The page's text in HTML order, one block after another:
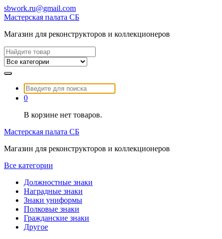
Перейти
к
sbwork.ru@gmail.com
Мастерская палата СБ
Магазин для реконструкторов и коллекционеров
Найти:
Найти:
0
В корзине нет товаров.
Мастерская палата СБ
Магазин для реконструкторов и коллекционеров
Все категории
Должностные знаки
Наградные знаки
Знаки униформы
Полковые знаки
Гражданские знаки
Другое